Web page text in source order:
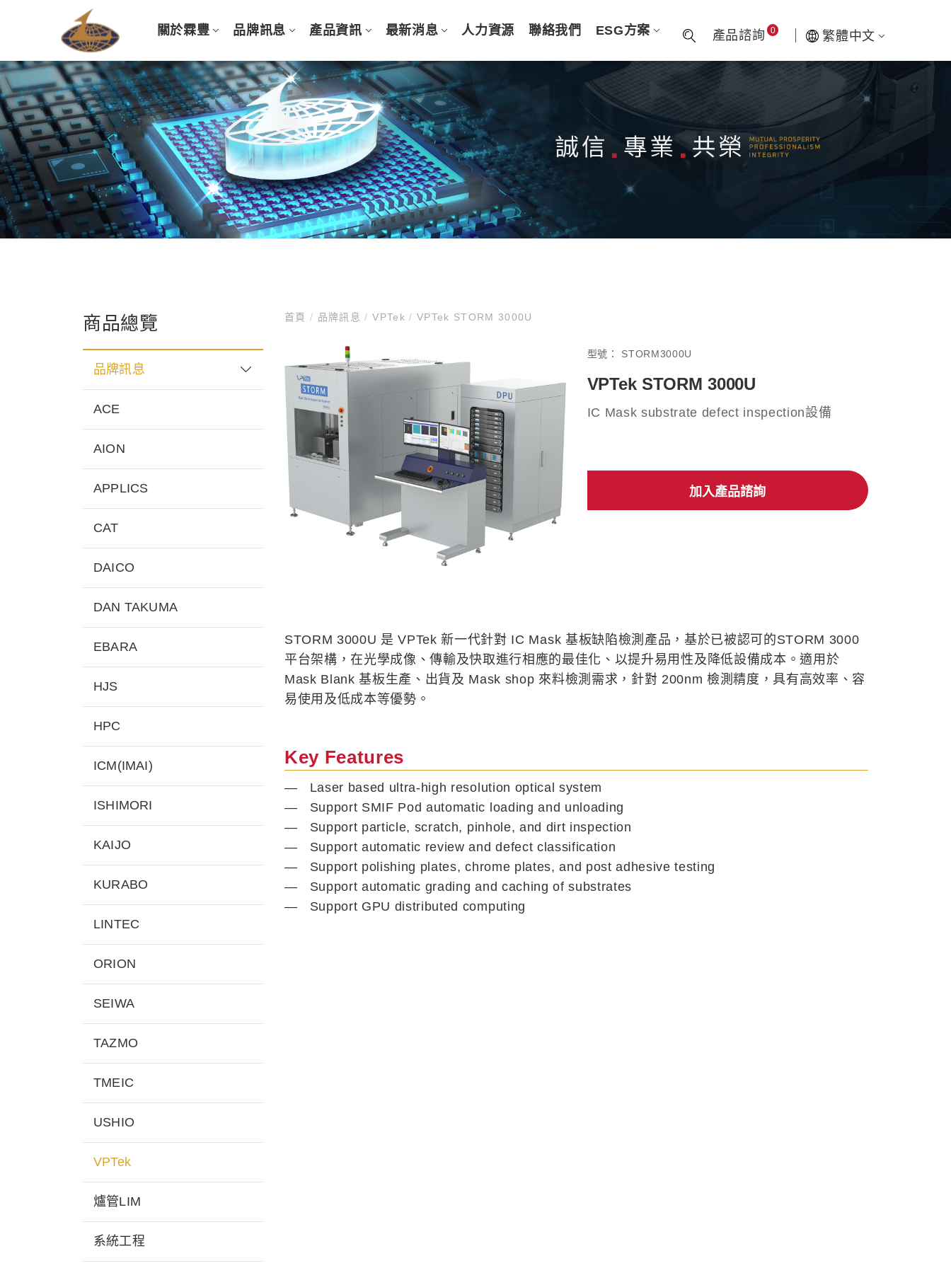
關於霖豐 品牌訊息 產品資訊 最新消息 人力資源 聯絡我們 ESG方案 產品諮詢 0 繁體中文
商品總覽
品牌訊息
ACE
AION
APPLICS
CAT
DAICO
DAN TAKUMA
EBARA
HJS
HPC
ICM(IMAI)
ISHIMORI
KAIJO
KURABO
LINTEC
ORION
SEIWA
TAZMO
TMEIC
USHIO
VPTek
爐管LIM
系統工程
首頁/ 品牌訊息/ VPTek/ VPTek STORM 3000U
型號： STORM3000U
VPTek STORM 3000U
IC Mask substrate defect inspection設備
加入產品諮詢
STORM 3000U 是 VPTek 新一代針對 IC Mask 基板缺陷檢測產品，基於已被認可的STORM 3000
平台架構，在光學成像、傳輸及快取進行相應的最佳化、以提升易用性及降低設備成本。適用於
Mask Blank 基板生產、出貨及 Mask shop 來料檢測需求，針對 200nm 檢測精度，具有高效率、容
易使用及低成本等優勢。
Key Features
— Laser based ultra-high resolution optical system
— Support SMIF Pod automatic loading and unloading
— Support particle, scratch, pinhole, and dirt inspection
— Support automatic review and defect classification
— Support polishing plates, chrome plates, and post adhesive testing
— Support automatic grading and caching of substrates
— Support GPU distributed computing